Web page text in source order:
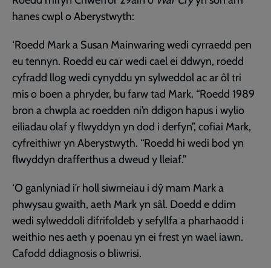
hanes cwpl o Aberystwyth:
‘Roedd Mark a Susan Mainwaring wedi cyrraedd pen
eu tennyn. Roedd eu car wedi cael ei ddwyn, roedd
cyfradd llog wedi cynyddu yn sylweddol ac ar ôl tri
mis o boen a phryder, bu farw tad Mark. “Roedd 1989
bron a chwpla ac roedden ni’n ddigon hapus i wylio
eiliadau olaf y flwyddyn yn dod i derfyn”, cofiai Mark,
cyfreithiwr yn Aberystwyth. “Roedd hi wedi bod yn
flwyddyn drafferthus a dweud y lleiaf.”
‘O ganlyniad i’r holl siwrneiau i dŷ mam Mark a
phwysau gwaith, aeth Mark yn sâl. Doedd e ddim
wedi sylweddoli difrifoldeb y sefyllfa a pharhaodd i
weithio nes aeth y poenau yn ei frest yn wael iawn.
Cafodd ddiagnosis o bliwrisi.